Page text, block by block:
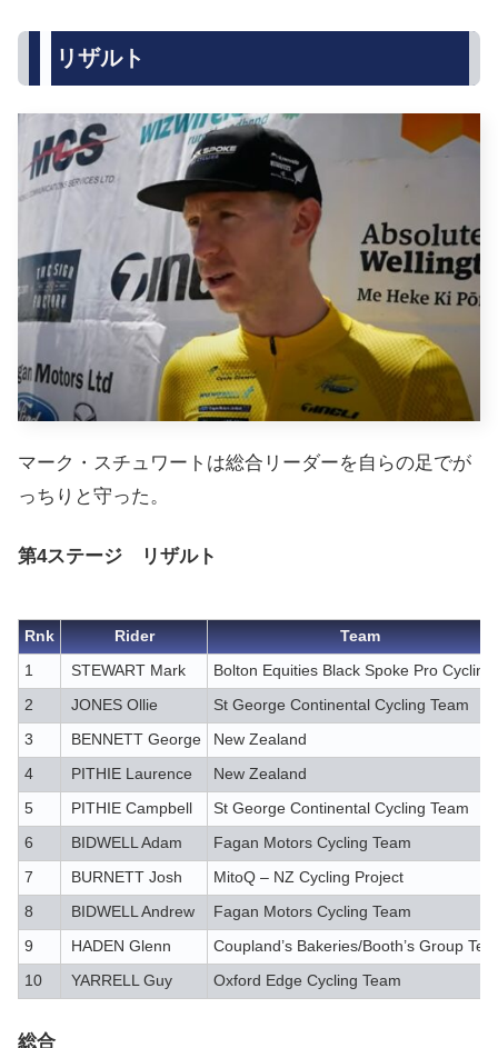
リザルト
マーク・スチュワートは総合リーダーを自らの足でが
っちりと守った。
第4ステージ リザルト
Rnk Rider Team
1 STEWART Mark Bolton Equities Black Spoke Pro Cycling
2 JONES Ollie St George Continental Cycling Team
3 BENNETT George New Zealand
4 PITHIE Laurence New Zealand
5 PITHIE Campbell St George Continental Cycling Team
6 BIDWELL Adam Fagan Motors Cycling Team
7 BURNETT Josh MitoQ – NZ Cycling Project
8 BIDWELL Andrew Fagan Motors Cycling Team
9 HADEN Glenn Coupland’s Bakeries/Booth’s Group
10 YARRELL Guy Oxford Edge Cycling Team
総合